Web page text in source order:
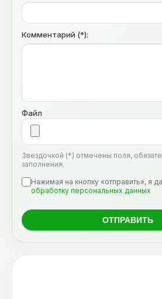
Комментарий (*):
Файл
Звездочкой (*) отмечены поля,
заполнения.
Нажимая на кнопку «отправить», я
обработку персональных данных